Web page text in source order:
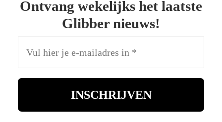
Ontvang wekelijks het laatste
Glibber nieuws!